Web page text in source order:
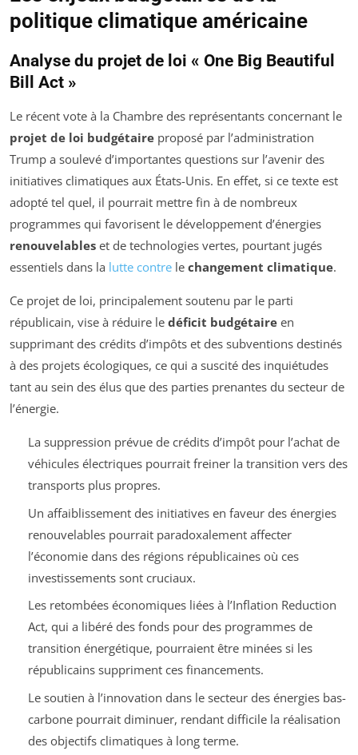
politique climatique américaine
Analyse du projet de loi « One Big Beautiful
Bill Act »
Le récent vote à la Chambre des représentants concernant le
projet de loi budgétaire proposé par l’administration
Trump a soulevé d’importantes questions sur l’avenir des
initiatives climatiques aux États-Unis. En effet, si ce texte est
adopté tel quel, il pourrait mettre fin à de nombreux
programmes qui favorisent le développement d’énergies
renouvelables et de technologies vertes, pourtant jugés
essentiels dans la lutte contre le changement climatique.
Ce projet de loi, principalement soutenu par le parti
républicain, vise à réduire le déficit budgétaire en
supprimant des crédits d’impôts et des subventions destinés
à des projets écologiques, ce qui a suscité des inquiétudes
tant au sein des élus que des parties prenantes du secteur de
l’énergie.
La suppression prévue de crédits d’impôt pour l’achat de
véhicules électriques pourrait freiner la transition vers des
transports plus propres.
Un affaiblissement des initiatives en faveur des énergies
renouvelables pourrait paradoxalement affecter
l’économie dans des régions républicaines où ces
investissements sont cruciaux.
Les retombées économiques liées à l’Inflation Reduction
Act, qui a libéré des fonds pour des programmes de
transition énergétique, pourraient être minées si les
républicains suppriment ces financements.
Le soutien à l’innovation dans le secteur des énergies bas-
carbone pourrait diminuer, rendant difficile la réalisation
des objectifs climatiques à long terme.